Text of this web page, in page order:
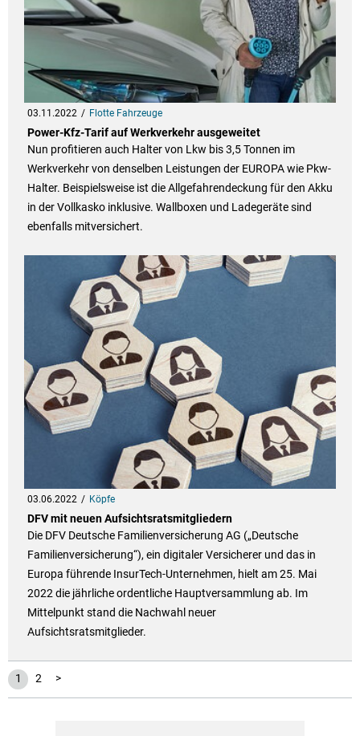
03.11.2022 Flotte Fahrzeuge
Power-Kfz-Tarif auf Werkverkehr ausgeweitet
Nun profitieren auch Halter von Lkw bis 3,5 Tonnen im
Werkverkehr von denselben Leistungen der EUROPA wie Pkw-
Halter. Beispielsweise ist die Allgefahrendeckung für den Akku
in der Vollkasko inklusive. Wallboxen und Ladegeräte sind
ebenfalls mitversichert.
03.06.2022 Köpfe
DFV mit neuen Aufsichtsratsmitgliedern
Die DFV Deutsche Familienversicherung AG („Deutsche
Familienversicherung“), ein digitaler Versicherer und das in
Europa führende InsurTech-Unternehmen, hielt am 25. Mai
2022 die jährliche ordentliche Hauptversammlung ab. Im
Mittelpunkt stand die Nachwahl neuer
Aufsichtsratsmitglieder.
1 2 >